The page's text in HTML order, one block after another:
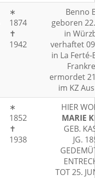
∗
1874
✝
1942
Benno
geboren
in
verhaftet
in La
ermordet
im KZ
∗
1852
✝
1938
HIER
MARIE
GEB.
JG.
TOT 25.